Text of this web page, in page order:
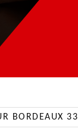
BORDEAUX 33